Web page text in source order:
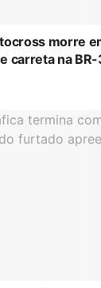
morre
carreta na